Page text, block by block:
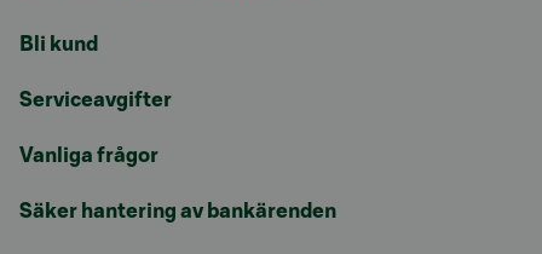
Bli kund
Serviceavgifter
Vanliga frågor
Säker hantering av bankärenden